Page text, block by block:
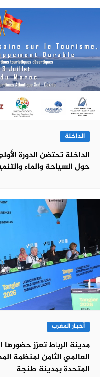
الداخلة
الداخلة تحتضن الدورة
حول السياحة والماء
أخبار المغرب
مدينة الرباط تعزز حضورها
العالمي الثامن لمنظمة
المتحدة بمدينة طنجة